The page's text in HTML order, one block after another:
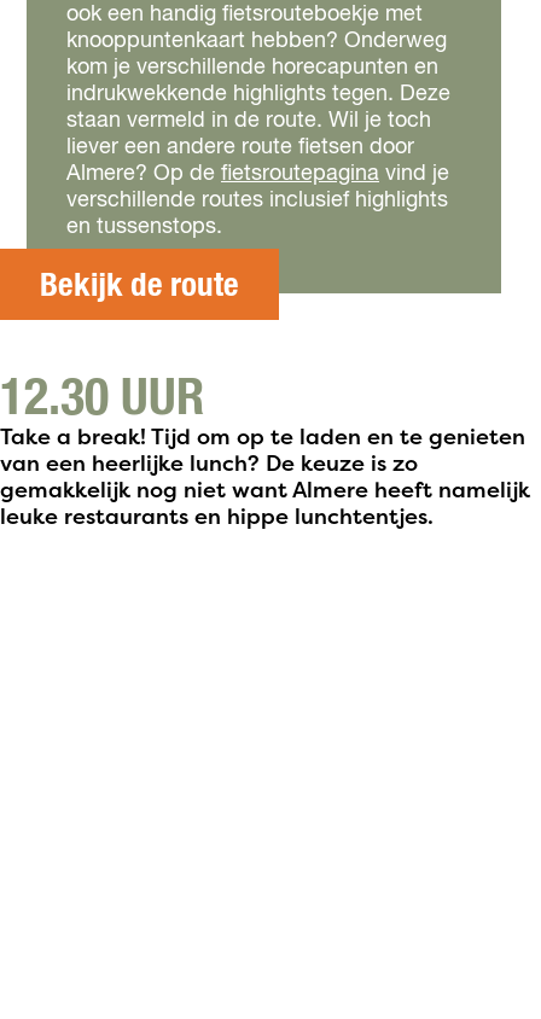
ook een handig fietsrouteboekje met
knooppuntenkaart hebben? Onderweg
kom je verschillende horecapunten en
indrukwekkende highlights tegen. Deze
staan vermeld in de route. Wil je toch
liever een andere route fietsen door
Almere? Op de fietsroutepagina vind je
verschillende routes inclusief highlights
en tussenstops.
Bekijk de route
12.30 UUR
Take a break! Tijd om op te laden en te genieten
van een heerlijke lunch? De keuze is zo
gemakkelijk nog niet want Almere heeft namelijk
leuke restaurants en hippe lunchtentjes.